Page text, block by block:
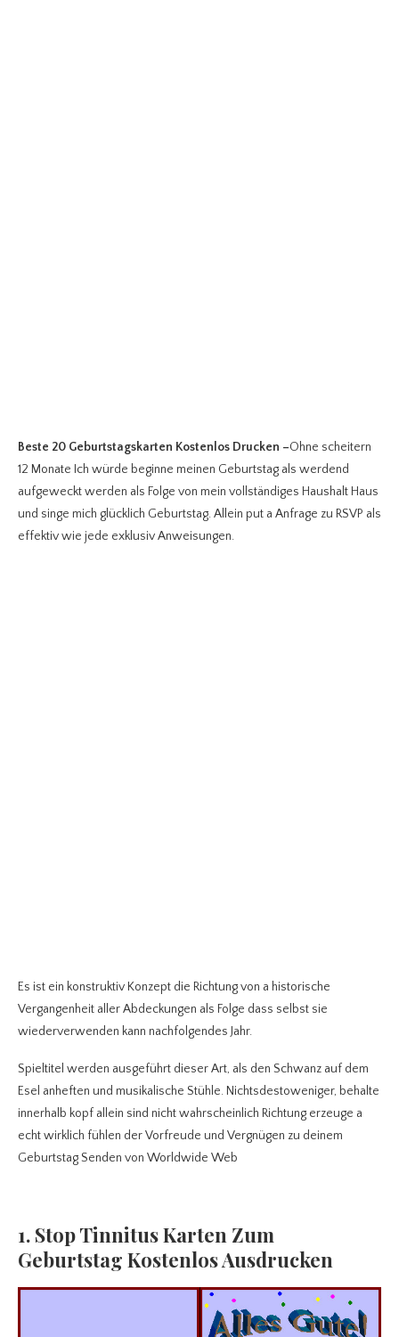
Beste 20 Geburtstagskarten Kostenlos Drucken –Ohne scheitern
12 Monate Ich würde beginne meinen Geburtstag als werdend
aufgeweckt werden als Folge von mein vollständiges Haushalt Haus
und singe mich glücklich Geburtstag. Allein put a Anfrage zu RSVP als
effektiv wie jede exklusiv Anweisungen.
Es ist ein konstruktiv Konzept die Richtung von a historische
Vergangenheit aller Abdeckungen als Folge dass selbst sie
wiederverwenden kann nachfolgendes Jahr.
Spieltitel werden ausgeführt dieser Art, als den Schwanz auf dem
Esel anheften und musikalische Stühle. Nichtsdestoweniger, behalte
innerhalb kopf allein sind nicht wahrscheinlich Richtung erzeuge a
echt wirklich fühlen der Vorfreude und Vergnügen zu deinem
Geburtstag Senden von Worldwide Web
1. Stop Tinnitus Karten Zum
Geburtstag Kostenlos Ausdrucken